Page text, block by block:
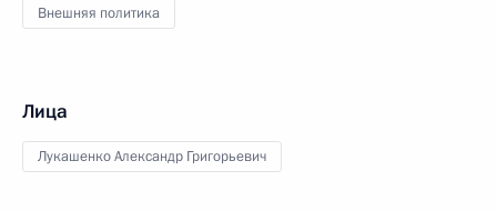
Внешняя политика
Лица
Лукашенко Александр Григорьевич